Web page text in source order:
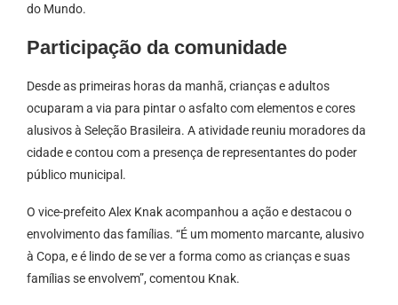
do Mundo.
Participação da comunidade
Desde as primeiras horas da manhã, crianças e adultos
ocuparam a via para pintar o asfalto com elementos e cores
alusivos à Seleção Brasileira. A atividade reuniu moradores da
cidade e contou com a presença de representantes do poder
público municipal.
O vice-prefeito Alex Knak acompanhou a ação e destacou o
envolvimento das famílias. “É um momento marcante, alusivo
à Copa, e é lindo de se ver a forma como as crianças e suas
famílias se envolvem”, comentou Knak.